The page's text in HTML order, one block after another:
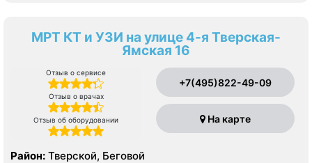
МРТ КТ и УЗИ на улице 4-я Тверская-
Ямская 16
Отзыв о сервисе
Отзыв о врачах
Отзыв об оборудовании
+7(495)822-49-09
На карте
Район: Тверской, Беговой